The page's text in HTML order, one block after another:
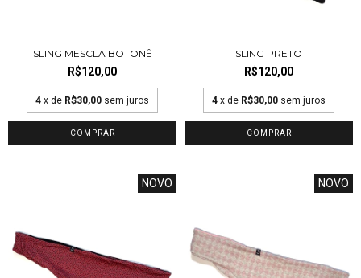
SLING MESCLA BOTONÊ
R$120,00
4 x de R$30,00 sem juros
COMPRAR
SLING PRETO
R$120,00
4 x de R$30,00 sem juros
COMPRAR
NOVO NOVO